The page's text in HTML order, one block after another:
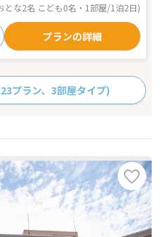
とな2名 こども0名・1部屋/1泊2日)
プランの詳細
プラン、3部屋タイプ)